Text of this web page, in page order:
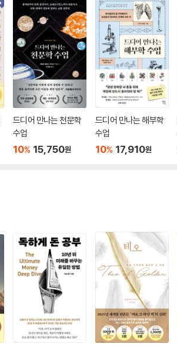
드디어 만나는 천문학
수업
10% 15,750원
드디어 만나는 해부학
수업
10% 17,910원